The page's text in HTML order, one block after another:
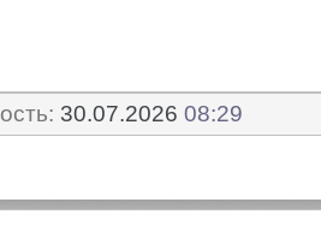
30.07.2026 08:29